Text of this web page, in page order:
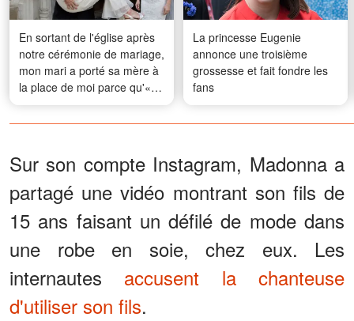
En sortant de l'église après
notre cérémonie de mariage,
mon mari a porté sa mère à
la place de moi parce qu'«
elle voulait vivre ce moment
elle aussi » – Ce que ma
La princesse Eugenie
annonce une troisième
grossesse et fait fondre les
fans
Sur son compte Instagram, Madonna a
partagé une vidéo montrant son fils de
15 ans faisant un défilé de mode dans
une robe en soie, chez eux. Les
internautes accusent la chanteuse
d'utiliser son fils.